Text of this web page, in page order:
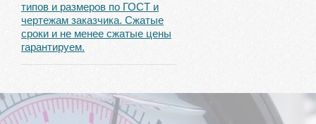
типов и размеров по ГОСТ и
чертежам заказчика. Сжатые
сроки и не менее сжатые цены
гарантируем.